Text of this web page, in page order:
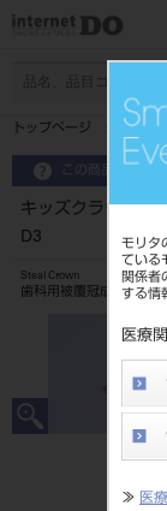
モリタ
ている
関係者
する情
医療
≫ 医
トップページ キッ
この商品に関す
キッズクラウン
D3
Steal Crown
歯科用被覆冠成形品